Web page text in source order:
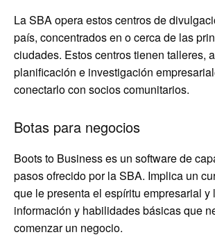
La SBA opera estos centros de
país, concentrados en o cerca de las
ciudades. Estos centros tienen talleres,
planificación e investigación
conectarlo con socios comunitarios.
Botas para negocios
Boots to Business es un software de
pasos ofrecido por la SBA. Implica un
que le presenta el espíritu empresarial y
información y habilidades básicas que
comenzar un negocio.